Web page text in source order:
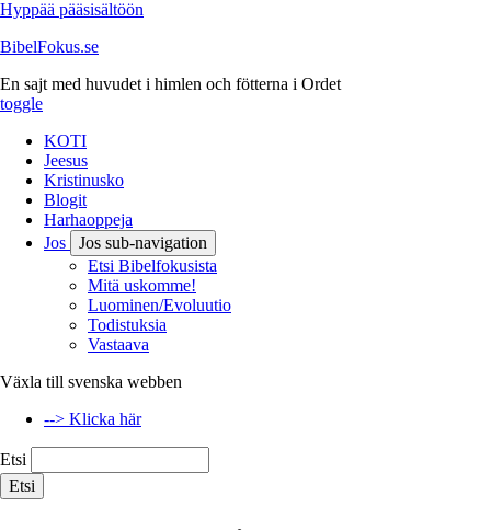
Hyppää pääsisältöön
BibelFokus.se
En sajt med huvudet i himlen och fötterna i Ordet
toggle
KOTI
Jeesus
Kristinusko
Blogit
Harhaoppeja
Jos
Jos sub-navigation
Etsi Bibelfokusista
Mitä uskomme!
Luominen/Evoluutio
Todistuksia
Vastaava
Växla till svenska webben
--> Klicka här
Etsi